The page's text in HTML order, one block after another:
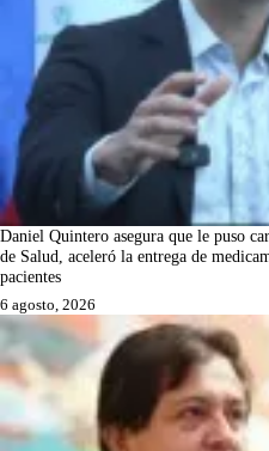
Daniel Quintero asegura que le puso
de Salud, aceleró la entrega de
pacientes
6 agosto, 2026